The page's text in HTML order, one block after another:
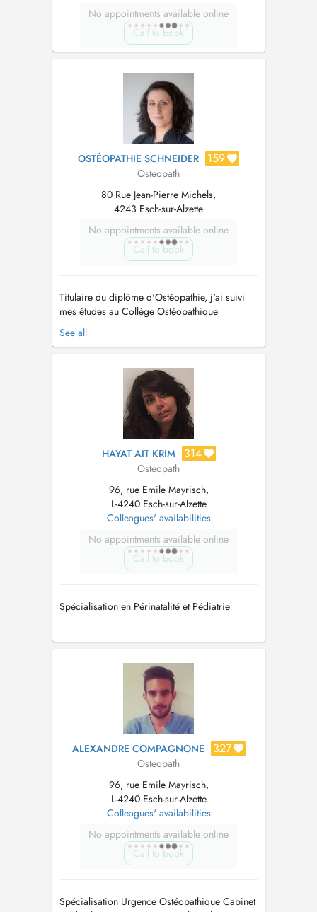
No appointments available online
Call to book
OSTÉOPATHIE SCHNEIDER 159
Osteopath
80 Rue Jean-Pierre Michels,
4243 Esch-sur-Alzette
No appointments available online
Call to book
Titulaire du diplôme d'Ostéopathie, j'ai suivi
mes études au Collège Ostéopathique
Européen (Holistéa) de Cergy-Pontoise. Je vous
propose au sein de mon cabinet en plus des
une prise en charge en ostéopathie tissulaire.
L'ostéopathie tissulaire se d...
See all
HAYAT AIT KRIM 314
Osteopath
96, rue Emile Mayrisch,
L-4240 Esch-sur-Alzette
Colleagues' availabilities
No appointments available online
Call to book
Spécialisation en Périnatalité et Pédiatrie
ALEXANDRE COMPAGNONE 327
Osteopath
96, rue Emile Mayrisch,
L-4240 Esch-sur-Alzette
Colleagues' availabilities
No appointments available online
Call to book
Spécialisation Urgence Ostéopathique Cabinet